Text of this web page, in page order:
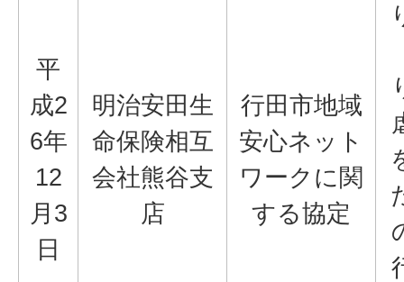
平
成2
6年
12
月3
日
明治安田生
命保険相互
会社熊谷支
店
行田市地域
安心ネット
ワークに関
する協定